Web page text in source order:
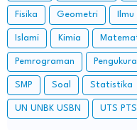
Fisika Geometri
Islami Kimia
Pemrograman
SMP Soal Statistika
UN UNBK USBN UTS PTS